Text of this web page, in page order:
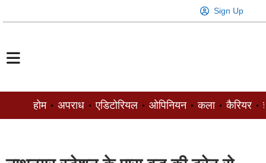
Sign Up
होम अपराध एडिटोरियल ओपिनियन कला कैरियर